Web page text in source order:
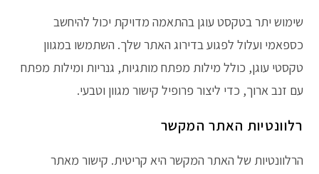
שימוש יתר בטקסט עוגן בהתאמה מדויקת יכול להיחשב
כספאמי ועלול לפגוע בדירוג האתר שלך. השתמשו במגוון
טקסטי עוגן, כולל מילות מפתח מותגיות, גנריות ומילות מפתח
עם זנב ארוך, כדי ליצור פרופיל קישור מגוון וטבעי.
רלוונטיות האתר המקשר
הרלוונטיות של האתר המקשר היא קריטית. קישור מאתר